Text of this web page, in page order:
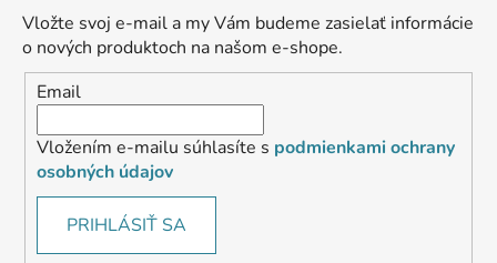
Vložte svoj e-mail a my Vám budeme zasielať informácie
o nových produktoch na našom e-shope.
Email
Vložením e-mailu súhlasíte s podmienkami ochrany
osobných údajov
PRIHLÁSIŤ SA